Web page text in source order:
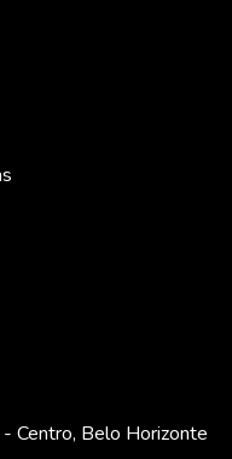
Centro, Belo Horizonte